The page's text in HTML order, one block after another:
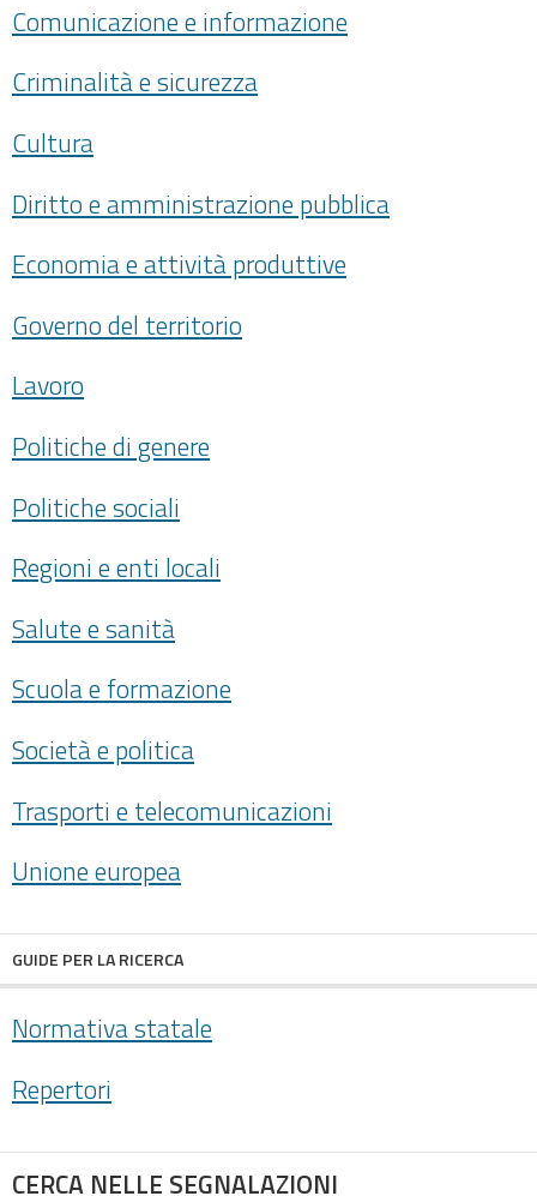
Comunicazione e informazione
Criminalità e sicurezza
Cultura
Diritto e amministrazione pubblica
Economia e attività produttive
Governo del territorio
Lavoro
Politiche di genere
Politiche sociali
Regioni e enti locali
Salute e sanità
Scuola e formazione
Società e politica
Trasporti e telecomunicazioni
Unione europea
GUIDE PER LA RICERCA
Normativa statale
Repertori
CERCA NELLE SEGNALAZIONI